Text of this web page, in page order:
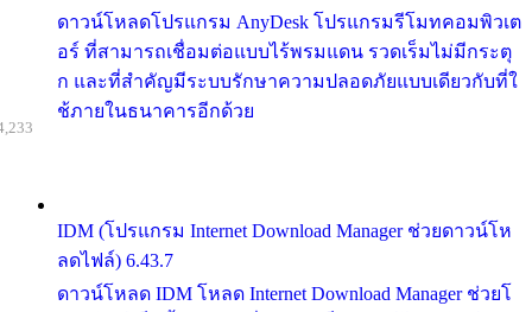
ดาวน์โหลดโปรแกรม AnyDesk โปรแกรมรีโมทคอมพิวเต
อร์ ที่สามารถเชื่อมต่อแบบไร้พรมแดน รวดเร็มไม่มีกระตุ
ก และที่สำคัญมีระบบรักษาความปลอดภัยแบบเดียวกับที่ใ
ช้ภายในธนาคารอีกด้วย
IDM (โปรแกรม Internet Download Manager ช่วยดาวน์โห
ลดไฟล์) 6.43.7
ดาวน์โหลด IDM โหลด Internet Download Manager ช่วยโ